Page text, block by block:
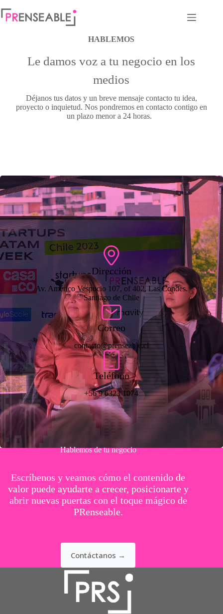
HABLEMOS
Le damos voz a tu negocio en los
medios
Déjanos tus datos y un breve mensaje contacto tu idea,
proyecto o inquietud. Nos pondremos en contacto contigo en
un plazo menor a 24 horas.
Dirección
Av. Américo Vespucio 107, of 402, Las Condes.
Santiago de Chile
Correo
contacto@prenseable.cl
Teléfono
+56 9 6323 1074
Hablemos de tu negocio
Escríbenos y veamos cómo el contenido de
valor puede ayudarte a crecer, posicionarte y
abrir nuevas puertas con el toque mágico de
PRenseable.
Contáctanos →